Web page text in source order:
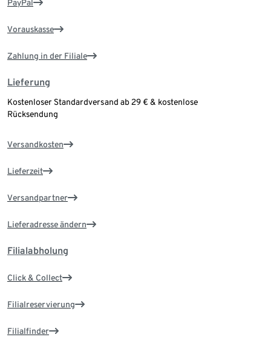
PayPal
Vorauskasse
Zahlung in der Filiale
Lieferung
Kostenloser Standardversand ab 29 € & kostenlose
Rücksendung
Versandkosten
Lieferzeit
Versandpartner
Lieferadresse ändern
Filialabholung
Click & Collect
Filialreservierung
Filialfinder